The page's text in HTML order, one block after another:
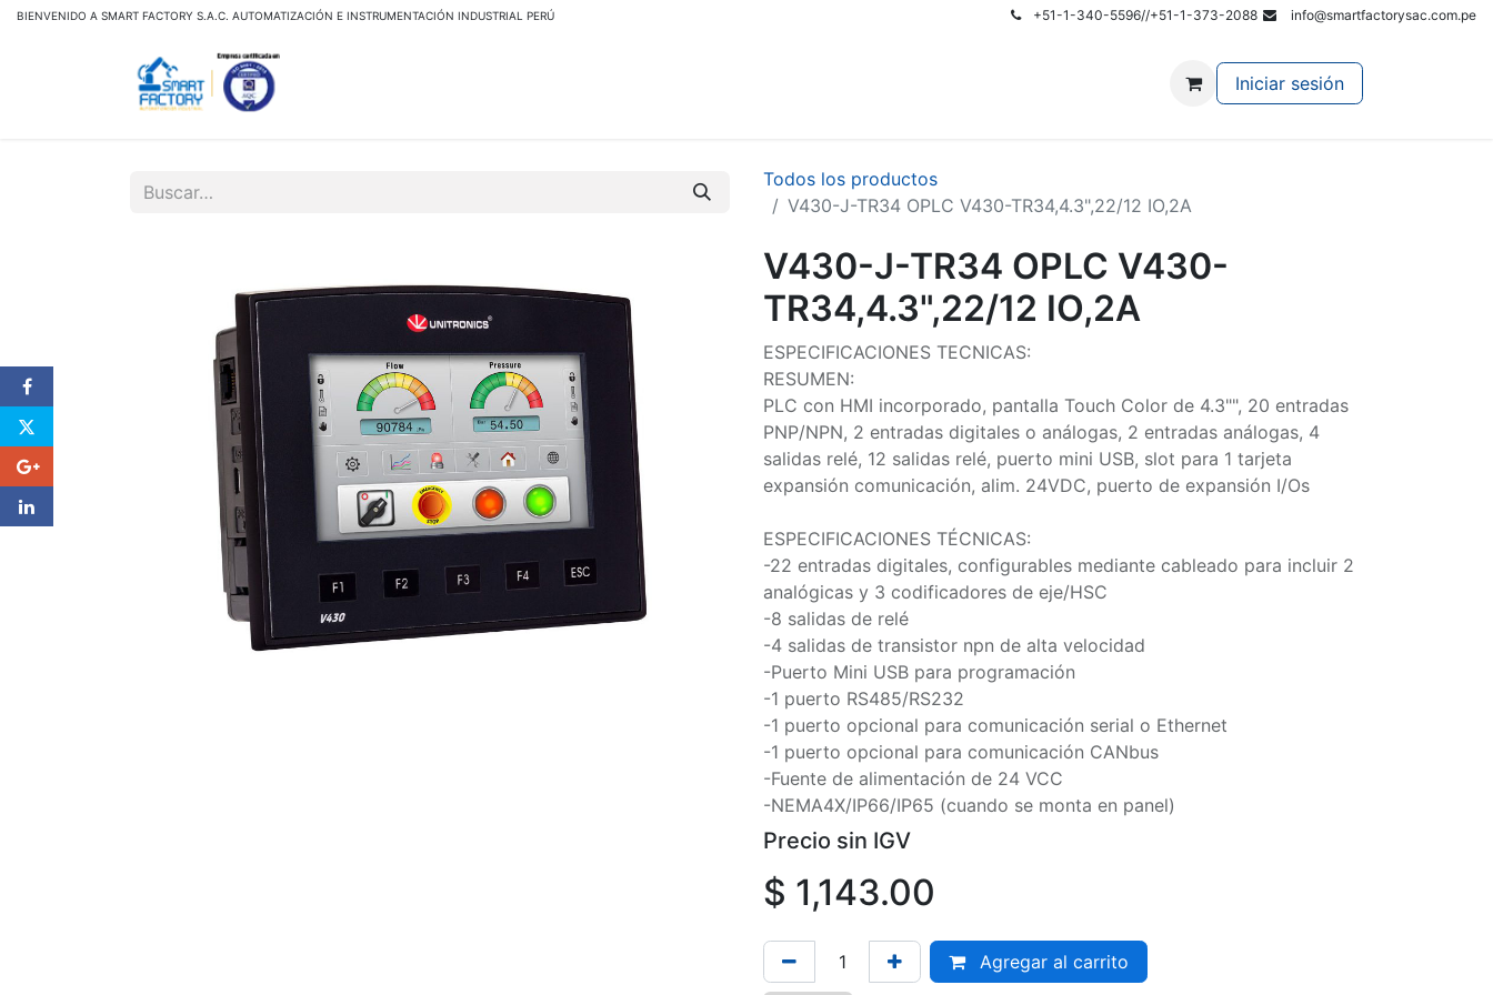
BIENVENIDO A SMART FACTORY S.A.C. AUTOMATIZACIÓN E INSTRUMENTACIÓN INDUSTRIAL PERÚ +51-1-340-5596//+51-1-373-2088 info@smartfactorysac.com.pe
Iniciar sesión
Todos los productos
V430-J-TR34 OPLC V430-TR34,4.3",22/12 IO,2A
V430-J-TR34 OPLC V430-
TR34,4.3",22/12 IO,2A
ESPECIFICACIONES TECNICAS:
RESUMEN:
PLC con HMI incorporado, pantalla Touch Color de 4.3"", 20 entradas
PNP/NPN, 2 entradas digitales o análogas, 2 entradas análogas, 4
salidas relé, 12 salidas relé, puerto mini USB, slot para 1 tarjeta
expansión comunicación, alim. 24VDC, puerto de expansión I/Os
ESPECIFICACIONES TÉCNICAS:
-22 entradas digitales, configurables mediante cableado para incluir 2
analógicas y 3 codificadores de eje/HSC
-8 salidas de relé
-4 salidas de transistor npn de alta velocidad
-Puerto Mini USB para programación
-1 puerto RS485/RS232
-1 puerto opcional para comunicación serial o Ethernet
-1 puerto opcional para comunicación CANbus
-Fuente de alimentación de 24 VCC
-NEMA4X/IP66/IP65 (cuando se monta en panel)
Precio sin IGV
$ 1,143.00
Agregar al carrito